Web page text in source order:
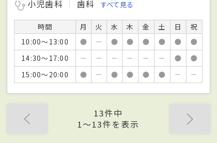
小児歯科
歯科 すべて見る
時間 月 火 水 木 金 土 日
祝
10:00～13:00
● － ● ● ● ● ●
●
14:30～17:00
－ － － － － － ●
●
15:00～20:00
● － ● ● ● ● － －
13件中
1〜13件を表示